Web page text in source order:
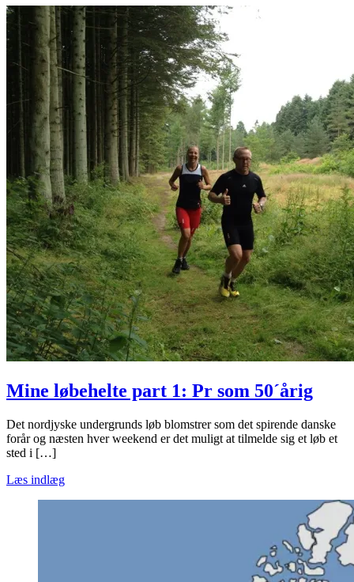
Mine løbehelte part 1: Pr som 50´årig
Det nordjyske undergrunds løb blomstrer som det spirende danske
forår og næsten hver weekend er det muligt at tilmelde sig et løb et
sted i […]
Læs indlæg